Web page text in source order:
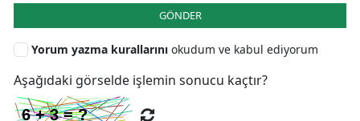
GÖNDER
Yorum yazma kurallarını okudum ve kabul ediyorum
Aşağıdaki görselde işlemin sonucu kaçtır?